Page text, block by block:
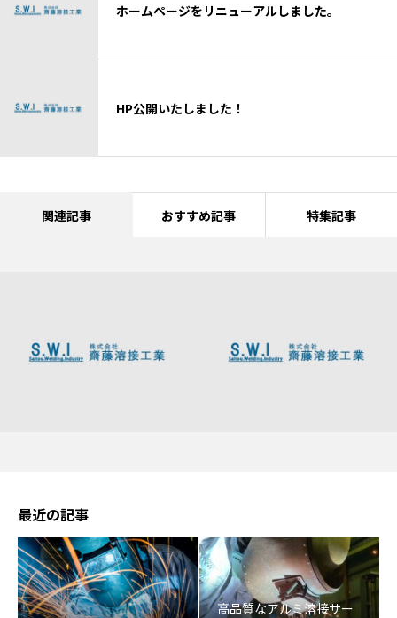
ホームページをリニューアルしました。
HP公開いたしました！
関連記事 おすすめ記事 特集記事
最近の記事
高品質なアルミ溶接サー